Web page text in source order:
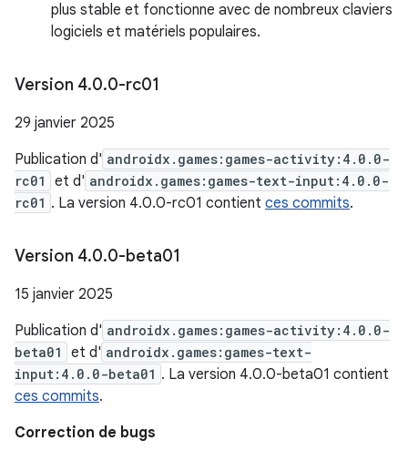
plus stable et fonctionne avec de nombreux claviers
logiciels et matériels populaires.
Version 4.0.0-rc01
29 janvier 2025
Publication d' androidx.games:games-activity:4.0.0-
rc01
et d' androidx.games:games-text-input:4.0.0-
rc01 . La version 4.0.0-rc01 contient ces commits.
Version 4.0.0-beta01
15 janvier 2025
Publication d' androidx.games:games-activity:4.0.0-
beta01
et d' androidx.games:games-text-
input:4.0.0-beta01 . La version 4.0.0-beta01 contient
ces commits.
Correction de bugs